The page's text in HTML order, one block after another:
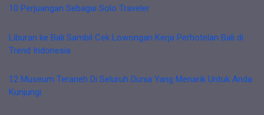
10 Perjuangan Sebagai Solo Traveler
Liburan ke Bali Sambil Cek Lowongan Kerja Perhotelan Bali di
Trend Indonesia
12 Museum Teraneh Di Seluruh Dunia Yang Menarik Untuk Anda
Kunjungi